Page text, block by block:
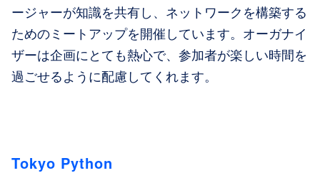
ージャーが知識を共有し、ネットワークを構築する
ためのミートアップを開催しています。オーガナイ
ザーは企画にとても熱心で、参加者が楽しい時間を
過ごせるように配慮してくれます。
Tokyo Python